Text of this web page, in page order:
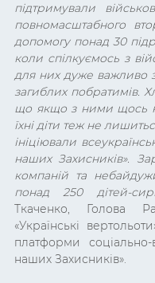
підтримували
повномасштабного
допомогу понад 30
коли спілкуємось з
для них дуже важливо
загиблих побратимів.
що якщо з ними щось
їхні діти теж не
ініціювали
наших Захисників».
компаній та
понад 250 дітей-
Ткаченко, Голова
«Українські
платформи соціально-
наших Захисників».